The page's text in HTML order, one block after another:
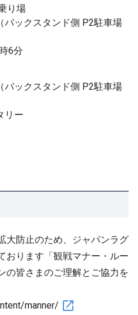
り場
バックスタンド側 P2駐車場
6分
バックスタンド側 P2駐車場
リー
大防止のため、ジャパンラグ
おります「観戦マナー・ルー
の皆さまのご理解とご協力を
manner/